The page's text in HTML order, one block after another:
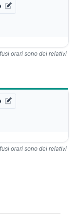
orari sono dei relativi
orari sono dei relativi